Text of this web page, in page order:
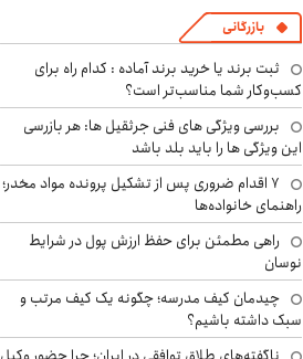
بازرگانی
ثبت برند یا خرید برند آماده : کدام راه برای
کسب‌وکار شما مناسب‌تر است؟
بررسی ویژگی های فنی جرثقیل ها: هر بازرسی
این ویژگی ها را باید بلد باشد
۷ اقدام ضروری پس از تشکیل پرونده مواد مخدر؛
راهنمای خانواده‌ها
راهی مطمئن برای حفظ ارزش پول در شرایط
نوسان
چیدمان کیف مدرسه؛ چگونه یک کیف مرتب و
سبک داشته باشیم؟